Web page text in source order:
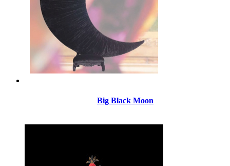
Big Black Moon